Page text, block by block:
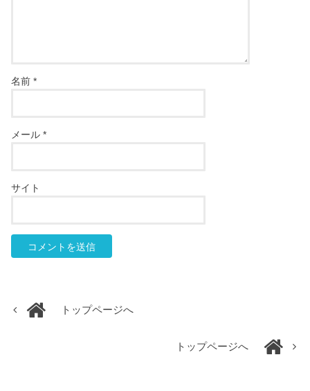
名前*
メール*
サイト
トップページへ
トップページへ